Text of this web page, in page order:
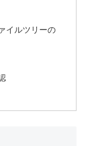
イルツリーの